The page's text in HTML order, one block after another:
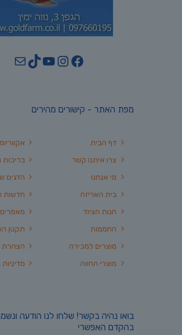
Facebook
Instagram
YouTube
TikTok
Mail
מפת האתר - קישורים מהירים
בריכות
הדגים
חדשות
מאמרים
תקנון
הצהרת
דף הבית
צרו איתנו קשר
מי אנחנו
בית האריזה
חנות הציוד
החממות
מוצרים למכירה
מוצרי החווה
בואו נהיה בקשר! שלחו לנו הודעה
בהקדם האפשרי